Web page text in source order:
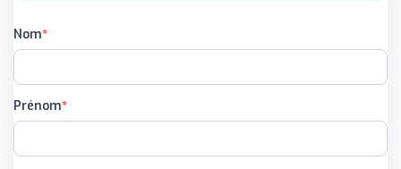
Nom
Prénom